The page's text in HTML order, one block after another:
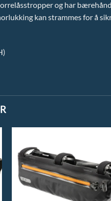
og har
kan strammes for å